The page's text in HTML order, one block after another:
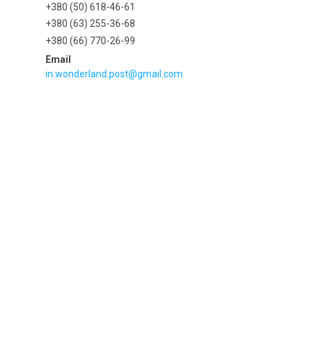
+380 (50) 618-46-61
+380 (63) 255-36-68
+380 (66) 770-26-99
in.wonderland.post@gmail.com